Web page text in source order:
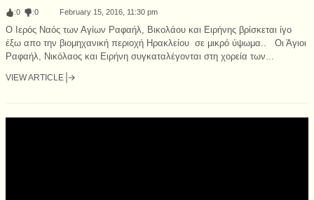
:0 :0 February 15, 2016, 11:30 pm
Ο Ιερός Ναός των Αγίων Ραφαήλ, Βικολάου και Ειρήνης βρίσκεται ίγο
έξω απο την βιομηχανική περιοχή Ηρακλείου σε μικρό ύψωμα.. Οι Άγιοι
Ραφαήλ, Νικόλαος και Ειρήνη συγκαταλέγονται στη χορεία των...
VIEW ARTICLE